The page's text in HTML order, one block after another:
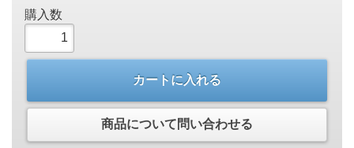
購入数
カートに入れる
商品について問い合わせる